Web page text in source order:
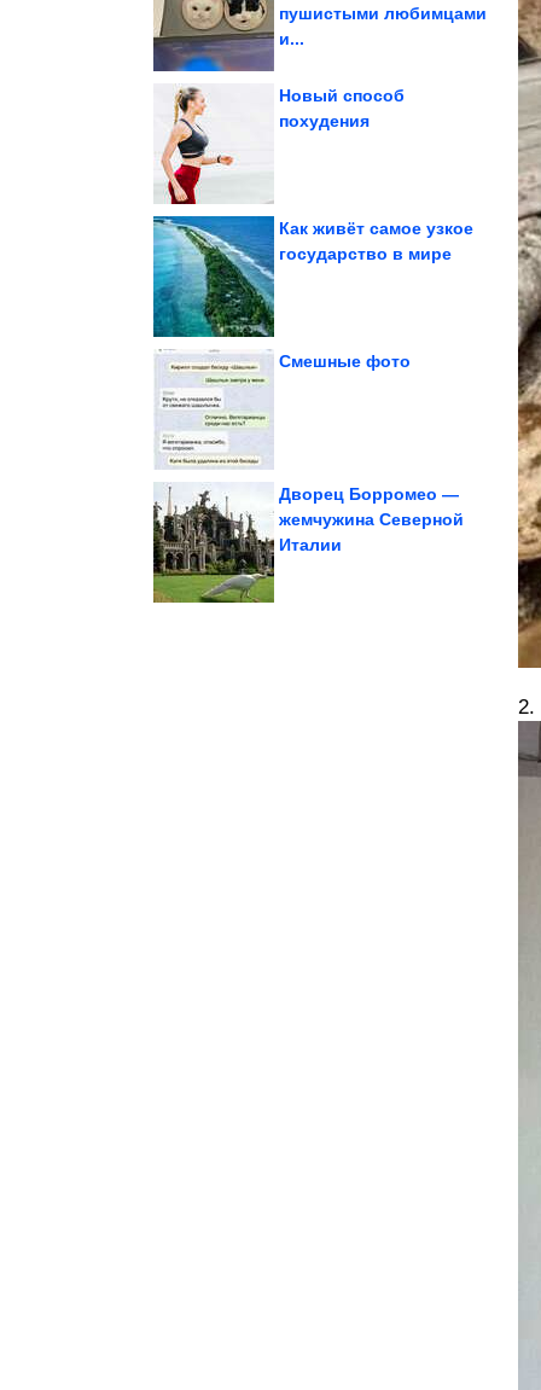
пушистыми любимцами
и...
выше, чем в...
Новый способ
похудения
Как живёт самое узкое
государство в мире
Смешные фото
Дворец Борромео —
жемчужина Северной
Италии
Приколы в стиле «Когда
...». Суперхит!
2.